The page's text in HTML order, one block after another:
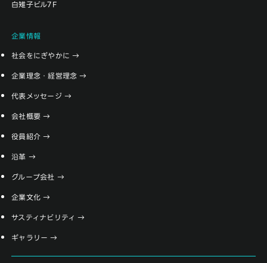
白雉子ビル7F
企業情報
社会をにぎやかに
企業理念・経営理念
代表メッセージ
会社概要
役員紹介
沿革
グループ会社
企業文化
サスティナビリティ
ギャラリー